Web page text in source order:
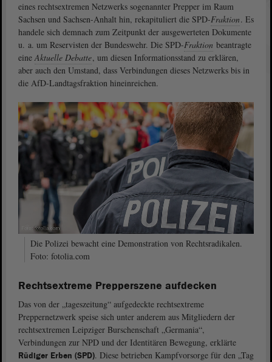
eines rechtsextremen Netzwerks sogenannter Prepper im Raum
Sachsen und Sachsen-Anhalt hin, rekapituliert die SPD-Fraktion. Es
handele sich demnach zum Zeitpunkt der ausgewerteten Dokumente
u. a. um Reservisten der Bundeswehr. Die SPD-Fraktion beantragte
eineAktuelle Debatte, um diesen Informationsstand zu erklären,
aber auch den Umstand, dass Verbindungen dieses Netzwerks bis in
die AfD-Landtagsfraktion hineinreichen.
Die Polizei bewacht eine Demonstration von Rechtsradikalen.
Foto: fotolia.com
Rechtsextreme Prepperszene aufdecken
Das von der „tageszeitung“ aufgedeckte rechtsextreme
Preppernetzwerk speise sich unter anderem aus Mitgliedern der
rechtsextremen Leipziger Burschenschaft „Germania“,
Verbindungen zur NPD und der Identitären Bewegung, erklärte
Rüdiger Erben (SPD). Diese betrieben Kampfvorsorge für den „Tag